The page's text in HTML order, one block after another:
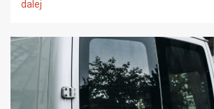
dalej